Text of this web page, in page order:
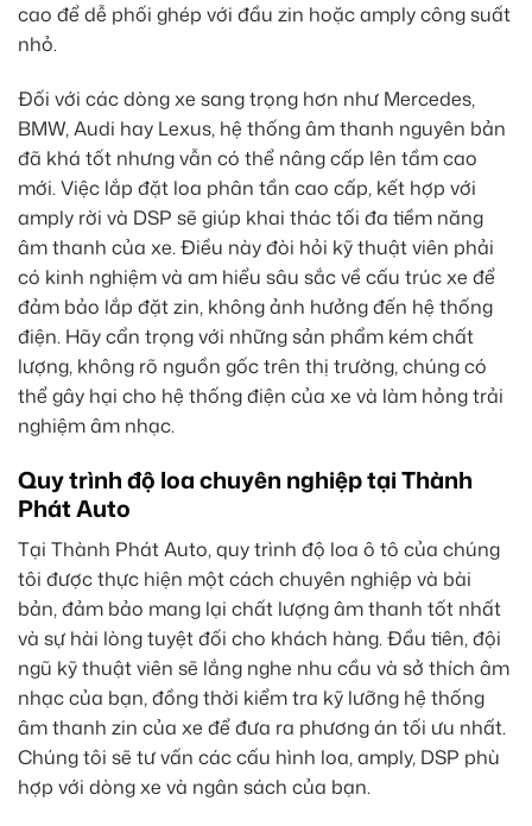
cao để dễ phối ghép với đầu zin hoặc amply công suất
nhỏ.
Đối với các dòng xe sang trọng hơn như Mercedes,
BMW, Audi hay Lexus, hệ thống âm thanh nguyên bản
đã khá tốt nhưng vẫn có thể nâng cấp lên tầm cao
mới. Việc lắp đặt loa phân tần cao cấp, kết hợp với
amply rời và DSP sẽ giúp khai thác tối đa tiềm năng
âm thanh của xe. Điều này đòi hỏi kỹ thuật viên phải
có kinh nghiệm và am hiểu sâu sắc về cấu trúc xe để
đảm bảo lắp đặt zin, không ảnh hưởng đến hệ thống
điện. Hãy cẩn trọng với những sản phẩm kém chất
lượng, không rõ nguồn gốc trên thị trường, chúng có
thể gây hại cho hệ thống điện của xe và làm hỏng trải
nghiệm âm nhạc.
Quy trình độ loa chuyên nghiệp tại Thành
Phát Auto
Tại Thành Phát Auto, quy trình độ loa ô tô của chúng
tôi được thực hiện một cách chuyên nghiệp và bài
bản, đảm bảo mang lại chất lượng âm thanh tốt nhất
và sự hài lòng tuyệt đối cho khách hàng. Đầu tiên, đội
ngũ kỹ thuật viên sẽ lắng nghe nhu cầu và sở thích âm
nhạc của bạn, đồng thời kiểm tra kỹ lưỡng hệ thống
âm thanh zin của xe để đưa ra phương án tối ưu nhất.
Chúng tôi sẽ tư vấn các cấu hình loa, amply, DSP phù
hợp với dòng xe và ngân sách của bạn.